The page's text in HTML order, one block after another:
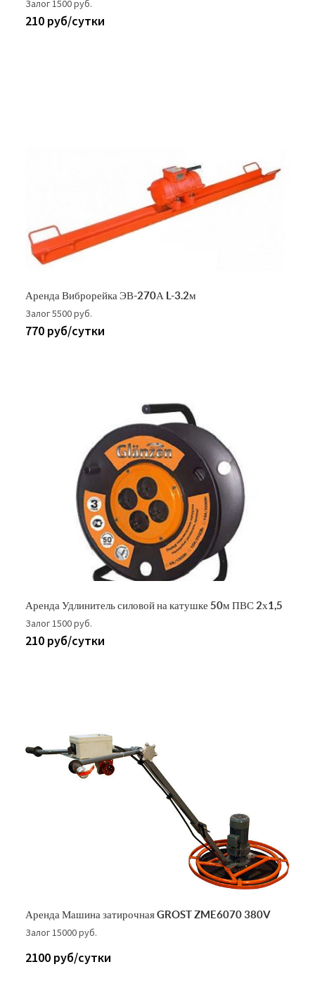
Залог 1500 руб.
210 руб/сутки
Аренда Виброрейка ЭВ-270А L-3.2м
Залог 5500 руб.
770 руб/сутки
Аренда Удлинитель силовой на катушке 50м ПВС 2х1,5
Залог 1500 руб.
210 руб/сутки
Аренда Машина затирочная GROST ZME6070 380V
Залог 15000 руб.
2100 руб/сутки